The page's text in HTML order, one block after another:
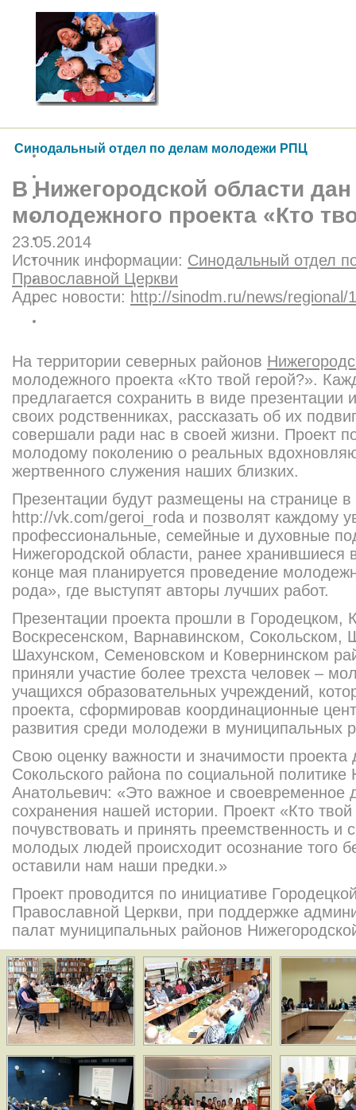
Синодальный отдел по делам молодежи РПЦ
В Нижегородской области дан
молодежного проекта «Кто
23.05.2014
Источник информации: Синодальный отдел
Православной Церкви
Адрес новости: http://sinodm.ru/news/regional/
На территории северных районов
молодежного проекта «Кто твой герой?».
предлагается сохранить в виде
своих родственниках, рассказать об их
совершали ради нас в своей жизни. Проект
молодому поколению о реальных
жертвенного служения наших близких.
Презентации будут размещены на странице в
http://vk.com/geroi_roda и позволят каждому
профессиональные, семейные и духовные
Нижегородской области, ранее
конце мая планируется проведение
рода», где выступят авторы лучших работ.
Презентации проекта прошли в Городецком,
Воскресенском, Варнавинском, Сокольском,
Шахунском, Семеновском и Ковернинском
приняли участие более трехста человек –
учащихся образовательных учреждений,
проекта, сформировав координационные
развития среди молодежи в муниципальных
Свою оценку важности и значимости проекта
Сокольского района по социальной
Анатольевич: «Это важное и своевременное
сохранения нашей истории. Проект «Кто твой
почувствовать и принять преемственность и
молодых людей происходит осознание того
оставили нам наши предки.»
Проект проводится по инициативе
Православной Церкви, при поддержке
палат муниципальных районов